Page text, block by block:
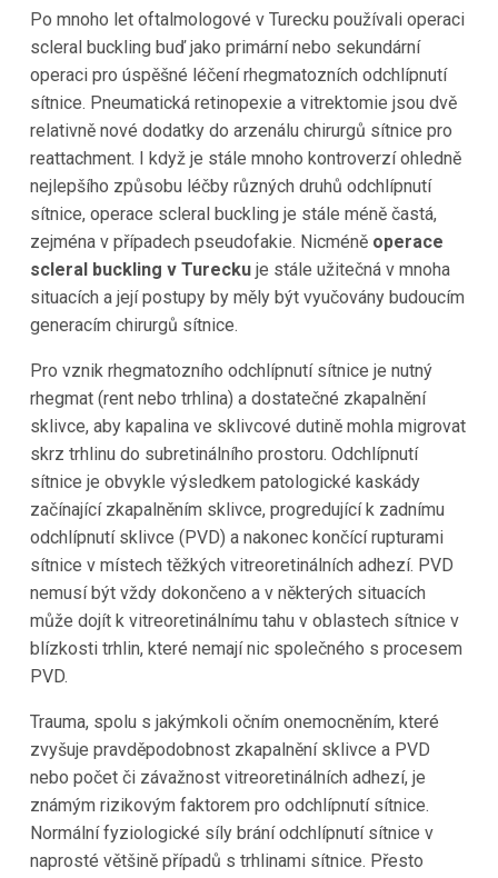
Po mnoho let oftalmologové v Turecku používali operaci
scleral buckling buď jako primární nebo sekundární
operaci pro úspěšné léčení rhegmatozních odchlípnutí
sítnice. Pneumatická retinopexie a vitrektomie jsou dvě
relativně nové dodatky do arzenálu chirurgů sítnice pro
reattachment. I když je stále mnoho kontroverzí ohledně
nejlepšího způsobu léčby různých druhů odchlípnutí
sítnice, operace scleral buckling je stále méně častá,
zejména v případech pseudofakie. Nicméně operace
scleral buckling v Tureckuje stále užitečná v mnoha
situacích a její postupy by měly být vyučovány budoucím
generacím chirurgů sítnice.
Pro vznik rhegmatozního odchlípnutí sítnice je nutný
rhegmat (rent nebo trhlina) a dostatečné zkapalnění
sklivce, aby kapalina ve sklivcové dutině mohla migrovat
skrz trhlinu do subretinálního prostoru. Odchlípnutí
sítnice je obvykle výsledkem patologické kaskády
začínající zkapalněním sklivce, progredující k zadnímu
odchlípnutí sklivce (PVD) a nakonec končící rupturami
sítnice v místech těžkých vitreoretinálních adhezí. PVD
nemusí být vždy dokončeno a v některých situacích
může dojít k vitreoretinálnímu tahu v oblastech sítnice v
blízkosti trhlin, které nemají nic společného s procesem
PVD.
Trauma, spolu s jakýmkoli očním onemocněním, které
zvyšuje pravděpodobnost zkapalnění sklivce a PVD
nebo počet či závažnost vitreoretinálních adhezí, je
známým rizikovým faktorem pro odchlípnutí sítnice.
Normální fyziologické síly brání odchlípnutí sítnice v
naprosté většině případů s trhlinami sítnice. Přesto